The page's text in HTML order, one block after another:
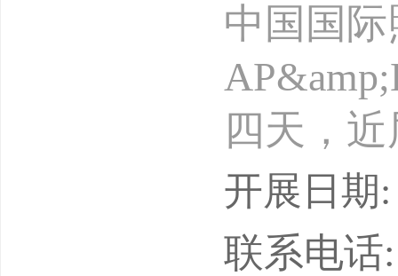
中国国
四天，
公认的
三大国
开展日期
联系电话